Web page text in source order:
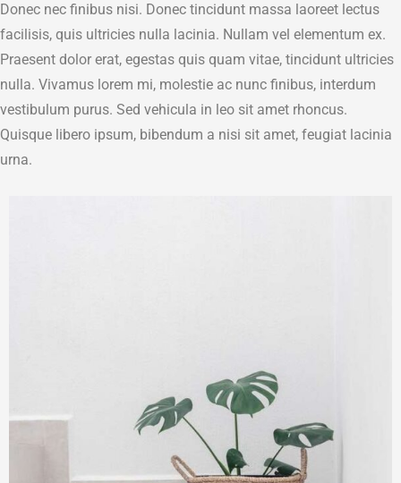
Donec nec finibus nisi. Donec tincidunt massa laoreet lectus
facilisis, quis ultricies nulla lacinia. Nullam vel elementum ex.
Praesent dolor erat, egestas quis quam vitae, tincidunt ultricies
nulla. Vivamus lorem mi, molestie ac nunc finibus, interdum
vestibulum purus. Sed vehicula in leo sit amet rhoncus.
Quisque libero ipsum, bibendum a nisi sit amet, feugiat lacinia
urna.